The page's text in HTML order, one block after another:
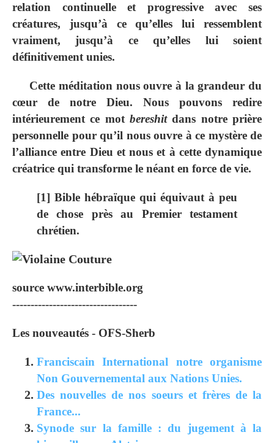
relation continuelle et progressive avec ses
créatures, jusqu’à ce qu’elles lui ressemblent
vraiment, jusqu’à ce qu’elles lui soient
définitivement unies.
Cette méditation nous ouvre à la grandeur du
cœur de notre Dieu. Nous pouvons redire
intérieurement ce mot bereshitdans notre prière
personnelle pour qu’il nous ouvre à ce mystère de
l’alliance entre Dieu et nous et à cette dynamique
créatrice qui transforme le néant en force de vie.
[1] Bible hébraïque qui équivaut à peu
de chose près au Premier testament
chrétien.
source www.interbible.org
----------------------------------
Les nouveautés - OFS-Sherb
Franciscain International notre organisme
Non Gouvernemental aux Nations Unies.
Des nouvelles de nos soeurs et frères de la
France...
Synode sur la famille : du jugement à la